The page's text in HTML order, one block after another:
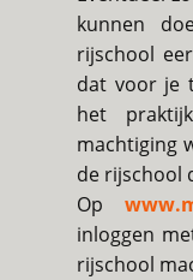
kunnen
rijschool
dat voor je
het
machtiging
de rijschool
Op
inloggen
rijschool